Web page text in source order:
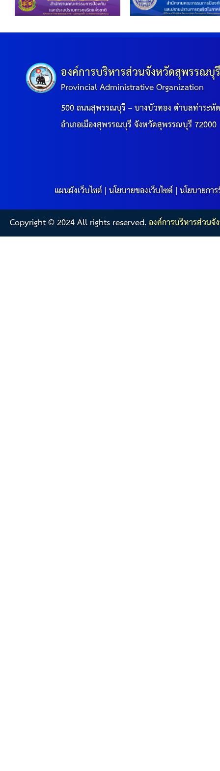
องค์การบริหารส่วนจังหวัดสุพรรณบุ
Provincial Administrative Organization
500 ถนนสุพรรณบุรี – บางบัวทอง ตำบลท่าระหั
อำเภอเมืองสุพรรณบุรี จังหวัดสุพรรณบุรี 72000
แผนผังเว็บไซต์|นโยบายของเว็บไซต์|นโยบายกา
Copyright © 2024 All rights reserved.องค์การบริหารส่วน